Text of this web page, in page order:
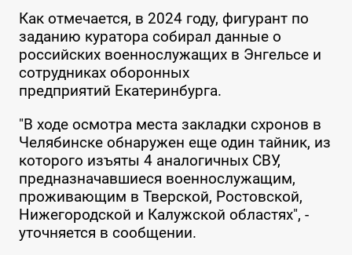
Как отмечается, в 2024 году, фигурант по
заданию куратора собирал данные о
российских военнослужащих в Энгельсе и
сотрудниках оборонных
предприятий Екатеринбурга.
"В ходе осмотра места закладки схронов в
Челябинске обнаружен еще один тайник, из
которого изъяты 4 аналогичных СВУ,
предназначавшиеся военнослужащим,
проживающим в Тверской, Ростовской,
Нижегородской и Калужской областях", -
уточняется в сообщении.